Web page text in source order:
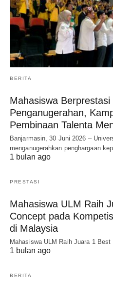
BERITA
Mahasiswa Berprestasi
Penganugerahan,
Pembinaan Talenta
Banjarmasin, 30 Juni 2026 –
menganugerahkan penghargaan
1 bulan ago
PRESTASI
Mahasiswa ULM Raih
Concept pada
di Malaysia
Mahasiswa ULM Raih Juara 1
1 bulan ago
BERITA